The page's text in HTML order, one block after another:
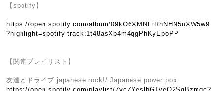
【spotify】
https://open.spotify.com/album/09kO6XMNFrRhNHN5uXW5w9
?highlight=spotify:track:1t48asXb4m4qgPhKyEpoPP
【関連プレイリスト】
友達とドライブ japanese rock!/ Japanese power pop
https://open.spotify.com/playlist/7ycZYeslbGTyeO2SqBzmqc?